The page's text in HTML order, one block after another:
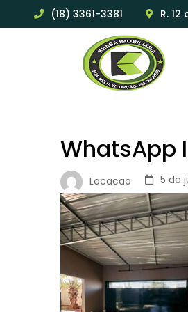
(18) 3361-3381 R.
WhatsApp
Locacao 5 de